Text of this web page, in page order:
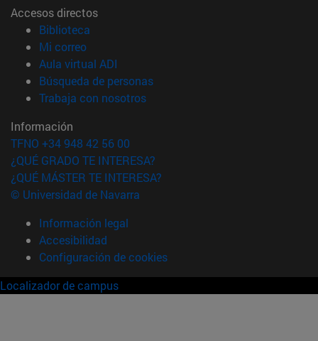
Accesos directos
Biblioteca
Mi correo(abre en nueva ventana)
Aula virtual ADI
Búsqueda de personas(abre en nueva ventana)
Trabaja con nosotros(abre en nueva ventana)
Información
TFNO +34 948 42 56 00
¿QUÉ GRADO TE INTERESA?
¿QUÉ MÁSTER TE INTERESA?
© Universidad de Navarra
Información legal
Accesibilidad
Configuración de cookies
Localizador de campus